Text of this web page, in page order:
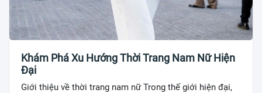
Khám Phá Xu Hướng Thời Trang Nam Nữ Hiện
Đại
Giới thiệu về thời trang nam nữ Trong thế giới hiện đại,